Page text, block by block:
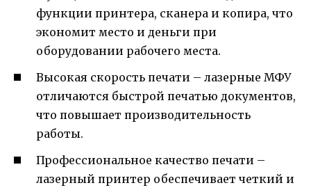
функции принтера, сканера и копира, что
экономит место и деньги при
оборудовании рабочего места.
Высокая скорость печати – лазерные МФУ
отличаются быстрой печатью документов,
что повышает производительность
работы.
Профессиональное качество печати –
лазерный принтер обеспечивает четкий и